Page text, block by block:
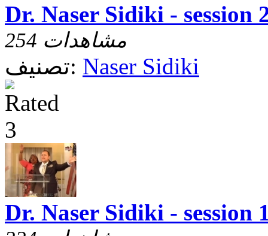
Dr. Naser Sidiki - session
254 مشاهدات
تصنيف: Naser Sidiki
Dr. Naser Sidiki - session